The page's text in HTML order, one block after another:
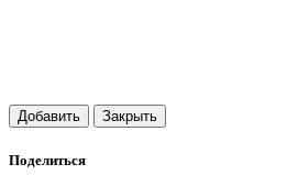
Добавить Закрыть
Поделиться